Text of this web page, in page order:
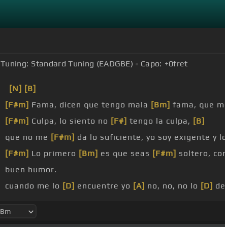
Tuning: Standard Tuning (EADGBE) Capo: +0fret
[N] [B]
[F#m] Fama, dicen que tengo mala [Bm] fama, que
[F#m] Culpa, lo siento no [F#] tengo la culpa, [B]
que no me [F#m] da lo suficiente, yo soy exigente y
[F#m] Lo primero [Bm] es que seas [F#m] soltero,
buen humor.
cuando me lo [D] encuentre yo [A] no, no, no lo [D]